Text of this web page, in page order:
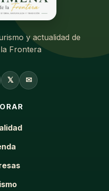
y actualidad de
Frontera
𝕏 ✉